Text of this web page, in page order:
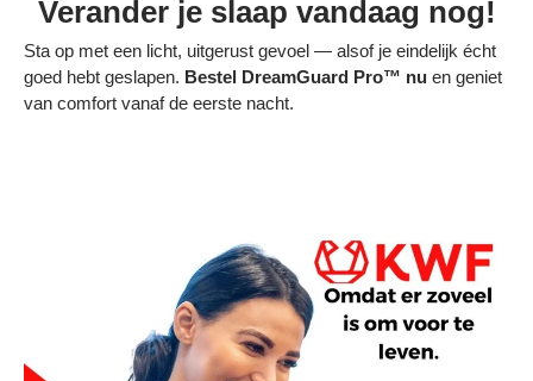
Verander je slaap vandaag nog!
Sta op met een licht, uitgerust gevoel — alsof je eindelijk écht
goed hebt geslapen. Bestel DreamGuard Pro™ nu en geniet
van comfort vanaf de eerste nacht.